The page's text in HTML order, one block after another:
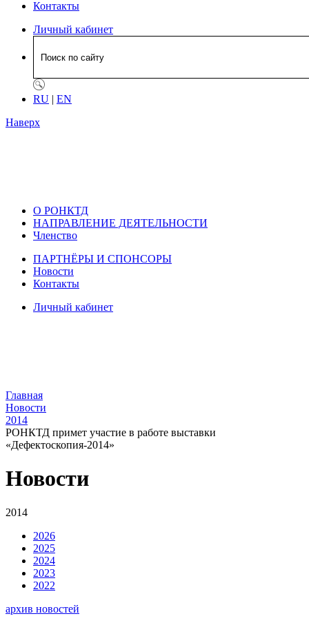
Контакты
Личный кабинет
RU | EN
Наверх
О РОНКТД
НАПРАВЛЕНИЕ ДЕЯТЕЛЬНОСТИ
Членство
ПАРТНЁРЫ И СПОНСОРЫ
Новости
Контакты
Личный кабинет
Главная
Новости
2014
РОНКТД примет участие в работе выставки
«Дефектоскопия-2014»
Новости
2014
2026
2025
2024
2023
2022
архив новостей